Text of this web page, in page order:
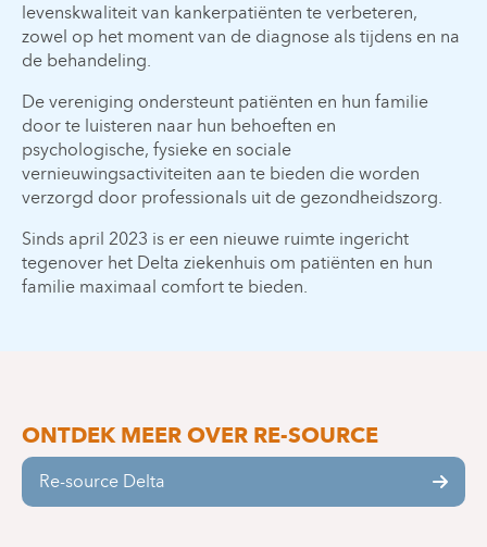
levenskwaliteit van kankerpatiënten te verbeteren,
zowel op het moment van de diagnose als tijdens en na
de behandeling.
De vereniging ondersteunt patiënten en hun familie
door te luisteren naar hun behoeften en
psychologische, fysieke en sociale
vernieuwingsactiviteiten aan te bieden die worden
verzorgd door professionals uit de gezondheidszorg.
Sinds april 2023 is er een nieuwe ruimte ingericht
tegenover het Delta ziekenhuis om patiënten en hun
familie maximaal comfort te bieden.
ONTDEK MEER OVER RE-SOURCE
Re-source Delta